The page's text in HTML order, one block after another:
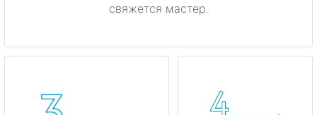
свяжется мастер.